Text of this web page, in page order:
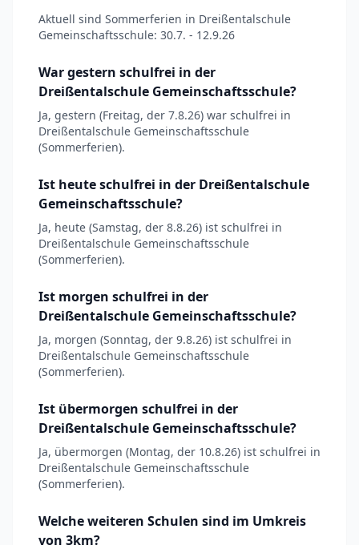
Aktuell sind Sommerferien in Dreißentalschule
Gemeinschaftsschule: 30.7. - 12.9.26
War gestern schulfrei in der
Dreißentalschule Gemeinschaftsschule?
Ja, gestern (Freitag, der 7.8.26) war schulfrei in
Dreißentalschule Gemeinschaftsschule
(Sommerferien).
Ist heute schulfrei in der Dreißentalschule
Gemeinschaftsschule?
Ja, heute (Samstag, der 8.8.26) ist schulfrei in
Dreißentalschule Gemeinschaftsschule
(Sommerferien).
Ist morgen schulfrei in der
Dreißentalschule Gemeinschaftsschule?
Ja, morgen (Sonntag, der 9.8.26) ist schulfrei in
Dreißentalschule Gemeinschaftsschule
(Sommerferien).
Ist übermorgen schulfrei in der
Dreißentalschule Gemeinschaftsschule?
Ja, übermorgen (Montag, der 10.8.26) ist schulfrei in
Dreißentalschule Gemeinschaftsschule
(Sommerferien).
Welche weiteren Schulen sind im Umkreis
von 3km?